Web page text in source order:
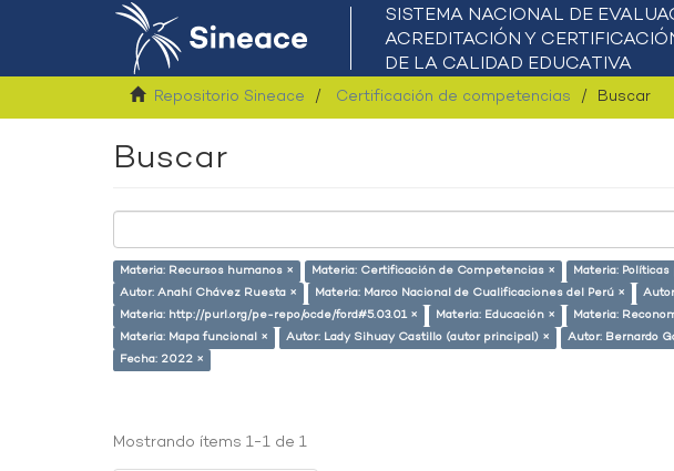
Repositorio Sineace Certificación de competencias Buscar
Buscar
Materia: Recursos humanos × Materia: Certificación de Competencias × Materia:
Autor: Anahí Chávez Ruesta ×
Materia: Marco Nacional de Cualificaciones del Perú ×
Materia: http://purl.org/pe-repo/ocde/ford#5.03.01 ×
Materia: Educación × Materia:
Materia: Mapa funcional ×
Autor: Lady Sihuay Castillo (autor principal) × Autor: Bernardo
Fecha: 2022 ×
Mostrando ítems 1-1 de 1